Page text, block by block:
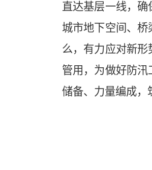
直达基层一线，确
城市地下空间、
么，有力应对新
管用，为做好防
储备、力量编成，